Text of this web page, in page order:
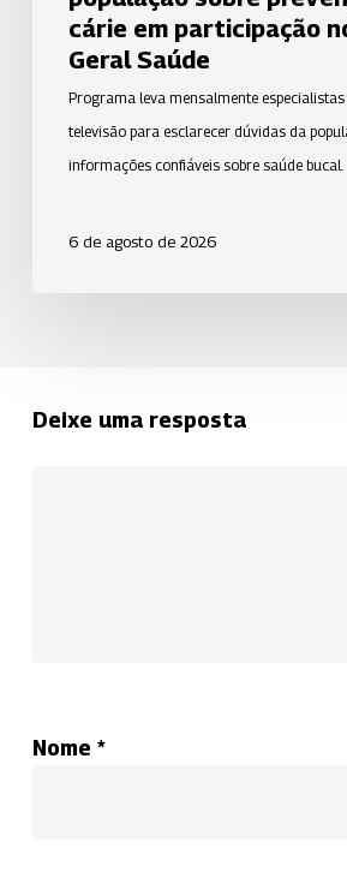
Geral
Saúdecárie em participação
Geral Saúde
Programa leva mensalmente
televisão para esclarecer dúvidas da
informações confiáveis sobre saúde bucal.
6 de agosto de 2026
Deixe uma resposta
Nome *